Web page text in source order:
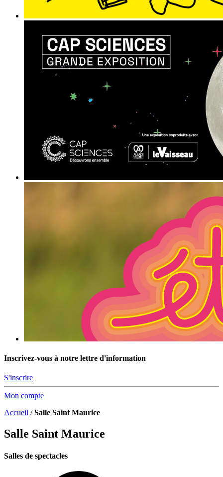
Inscrivez-vous à notre lettre d'information
S'inscrire
Mon compte
Accueil /Salle Saint Maurice
Salle Saint Maurice
Salles de spectacles